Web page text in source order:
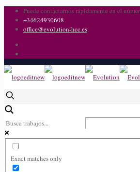
Puede contactarnos rápidamente en el
+34624930608
office@evolution-hcc.es
Exact matches only